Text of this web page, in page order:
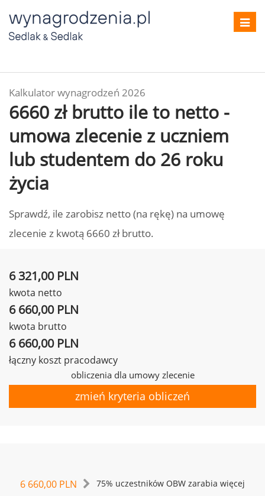
Kalkulator wynagrodzeń 2026
6660 zł brutto ile to netto -
umowa zlecenie z uczniem
lub studentem do 26 roku
życia
Sprawdź, ile zarobisz netto (na rękę) na umowę
zlecenie z kwotą 6660 zł brutto.
6 321,00 PLN
kwota netto
6 660,00 PLN
kwota brutto
6 660,00 PLN
łączny koszt pracodawcy
obliczenia dla umowy zlecenie
zmień kryteria obliczeń
6 660,00 PLN 75% uczestników OBW zarabia więcej